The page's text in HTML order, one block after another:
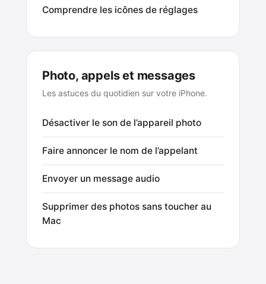
Comprendre les icônes de réglages
Photo, appels et messages
Les astuces du quotidien sur votre iPhone.
Désactiver le son de l’appareil photo
Faire annoncer le nom de l’appelant
Envoyer un message audio
Supprimer des photos sans toucher au
Mac